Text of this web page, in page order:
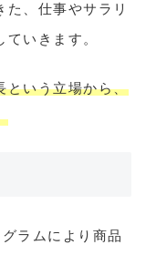
、仕事やサラリ
いきます。
という立場から、
ラムにより商品